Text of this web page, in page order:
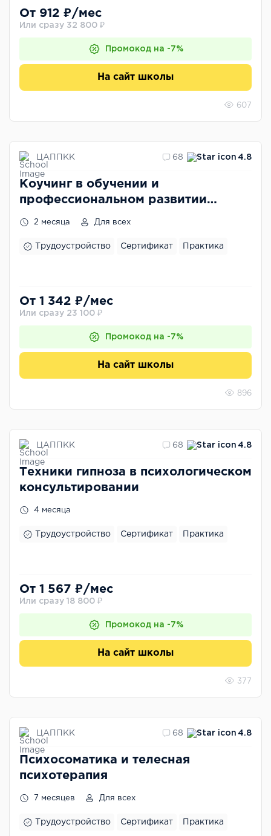
От 912 ₽/мес
Или сразу 32 800 ₽
Промокод на -7%
На сайт школы
607
ЦАППКК 68 4.8
Коучинг в обучении и
профессиональном развитии
2 месяца Для всех
Трудоустройство Сертификат Практика
От 1 342 ₽/мес
Или сразу 23 100 ₽
Промокод на -7%
На сайт школы
896
ЦАППКК 68 4.8
Техники гипноза в психологическом
консультировании
4 месяца
Трудоустройство Сертификат Практика
От 1 567 ₽/мес
Или сразу 18 800 ₽
Промокод на -7%
На сайт школы
377
ЦАППКК 68 4.8
Психосоматика и телесная
психотерапия
7 месяцев Для всех
Трудоустройство Сертификат Практика